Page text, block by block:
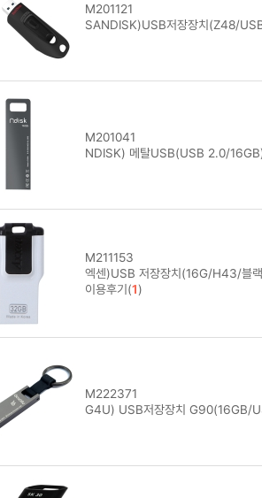
M201121
SANDISK)USB저장장치(Z48/
M201041
NDISK) 메탈USB(USB 2.0/
M211153
엑센)USB 저장장치(16G/H43/블
이용후기(1)
M222371
G4U) USB저장장치 G90(16GB/